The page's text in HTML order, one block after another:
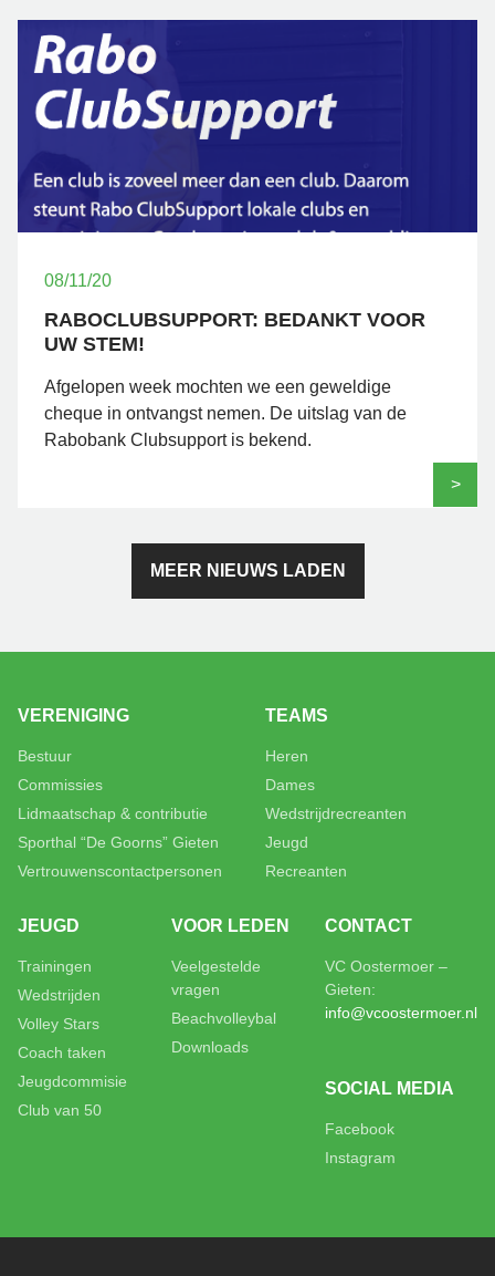
08/11/20
RABOCLUBSUPPORT: BEDANKT VOOR
UW STEM!
Afgelopen week mochten we een geweldige
cheque in ontvangst nemen. De uitslag van de
Rabobank Clubsupport is bekend.
>
MEER NIEUWS LADEN
VERENIGING
Bestuur
Commissies
Lidmaatschap & contributie
Sporthal “De Goorns” Gieten
Vertrouwenscontactpersonen
TEAMS
Heren
Dames
Wedstrijdrecreanten
Jeugd
Recreanten
JEUGD
Trainingen
Wedstrijden
Volley Stars
Coach taken
Jeugdcommisie
Club van 50
VOOR LEDEN
Veelgestelde
vragen
Beachvolleybal
Downloads
CONTACT
VC Oostermoer –
Gieten:
info@vcoostermoer.nl
SOCIAL MEDIA
Facebook
Instagram